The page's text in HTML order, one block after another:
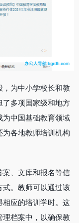
为中小学校长和教
了多项国家级和地方
中国基础教育领域
各地教师培训机构
、文库和报名等信
。教师可以通过该
应的培训学时。这
档案中，以确保教